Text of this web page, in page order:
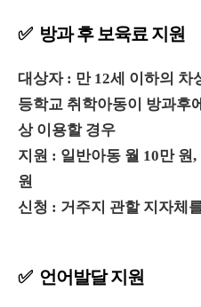
✅ 방과 후 보육료 지원
대상자 : 만 12세 이하의 차
등학교 취학아동이 방과후
상 이용할 경우
지원 : 일반아동 월 10만 원,
원
신청 : 거주지 관할 지자체
✅ 언어발달 지원